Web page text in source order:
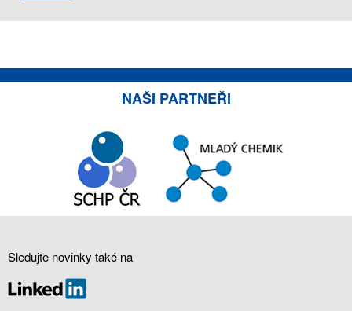
NAŠI PARTNEŘI
Sledujte novinky také na